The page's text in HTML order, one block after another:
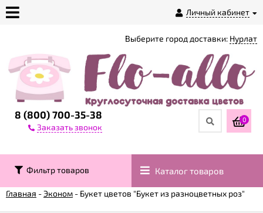
Личный кабинет
магазине
Доставка
Контакты
8 (800) 700-35-38
Заказать звонок
Выберите город доставки: Нурлат
0
Фильтр товаров Каталог товаров
Главная -Эконом - Букет цветов "Букет из разноцветных роз"